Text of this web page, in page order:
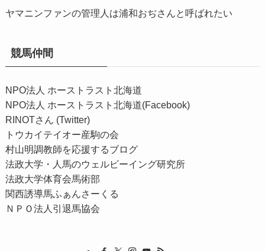
ヤマニンファンの管理人は浦和おぢさんと呼ばれたい
競馬仲間
NPO法人 ホーストラスト北海道
NPO法人 ホーストラスト北海道(Facebook)
RINOTさん (Twitter)
トウカイテイオー産駒の会
村山明調教師を応援するブログ
法政大学・人馬のウェルビーイング研究所
法政大学体育会馬術部
関西誘導馬ふぁんさーくる
ＮＰＯ法人引退馬協会